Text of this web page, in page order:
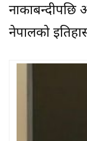
नाकाबन्दीपछि
नेपालको